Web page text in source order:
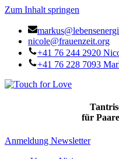
Zum Inhalt springen
nicole@frauenzeit.org
+41 76 244 2920
+41 76 228 7093
für
Anmeldung Newsletter